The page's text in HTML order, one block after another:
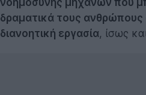
δραματικά τους ανθρώπους
διανοητική εργασία, ίσως